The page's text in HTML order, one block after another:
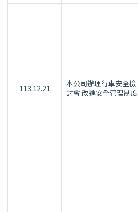
113.12.21
本公司辦理行車安全檢
討會 改進安全管理制度